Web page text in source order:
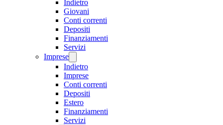
Indietro
Giovani
Conti correnti
Depositi
Finanziamenti
Servizi
Imprese
Indietro
Imprese
Conti correnti
Depositi
Estero
Finanziamenti
Servizi